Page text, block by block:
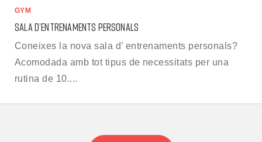
GYM
SALA D’ENTRENAMENTS PERSONALS
Coneixes la nova sala d’ entrenaments personals?
Acomodada amb tot tipus de necessitats per una
rutina de 10....